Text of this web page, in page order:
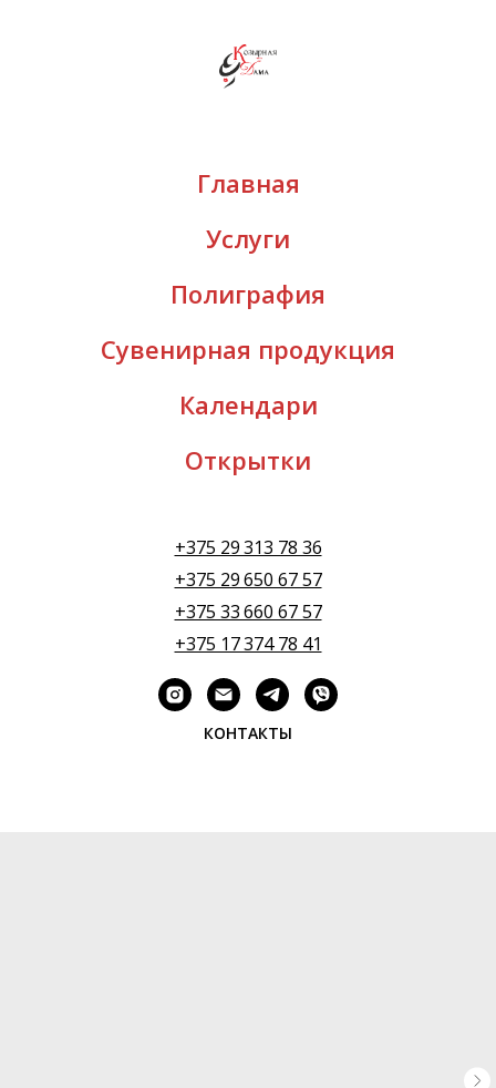
Главная
Услуги
Полиграфия
Сувенирная продукция
Календари
Открытки
+375 29 313 78 36
+375 29 650 67 57
+375 33 660 67 57
+375 17 374 78 41
КОНТАКТЫ